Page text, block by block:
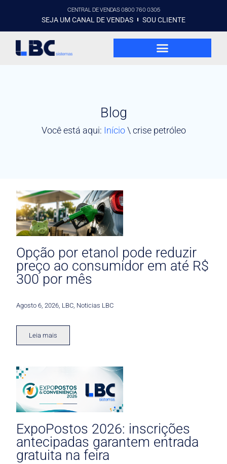
CENTRAL DE VENDAS 0800 760 0305
SEJA UM CANAL DE VENDAS SOU CLIENTE
Blog
Você está aqui: Início\ crise petróleo
Opção por etanol pode reduzir
preço ao consumidor em até R$
300 por mês
Agosto 6, 2026 LBC Noticias LBC
Leia mais
ExpoPostos 2026: inscrições
antecipadas garantem entrada
gratuita na feira